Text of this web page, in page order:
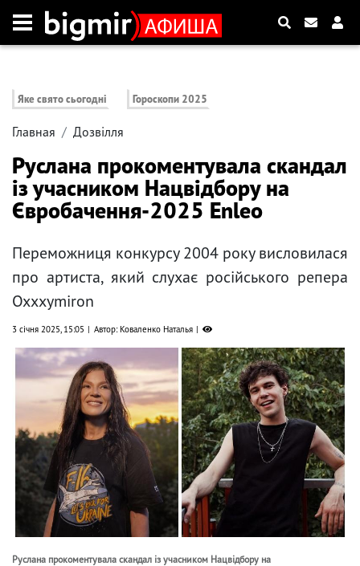
Яке свято сьогодні Гороскопи 2025
Главная Дозвілля
Руслана прокоментувала скандал
із учасником Нацвідбору на
Євробачення-2025 Enleo
Переможниця конкурсу 2004 року висловилася
про артиста, який слухає російського репера
Oxxxymiron
3 січня 2025, 15:05 Автор: Коваленко Наталья
Руслана прокоментувала скандал із учасником Нацвідбору на